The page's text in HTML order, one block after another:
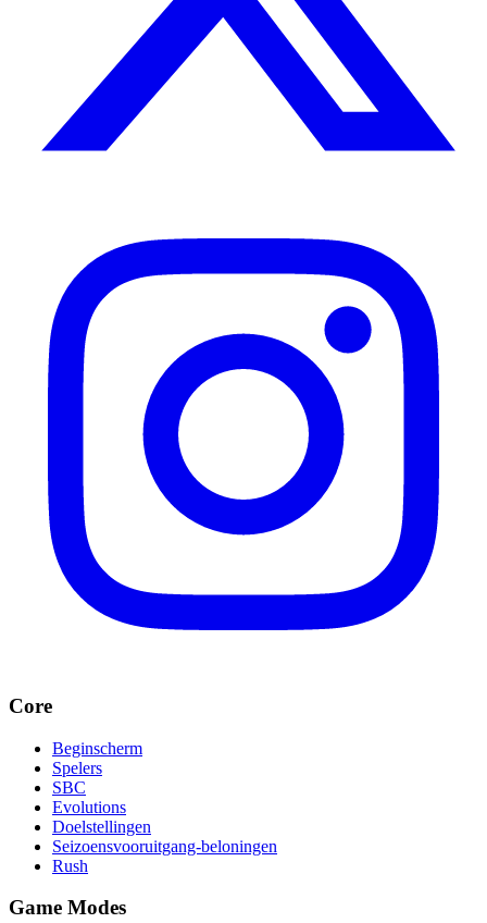
Core
Beginscherm
Spelers
SBC
Evolutions
Doelstellingen
Seizoensvooruitgang-beloningen
Rush
Game Modes